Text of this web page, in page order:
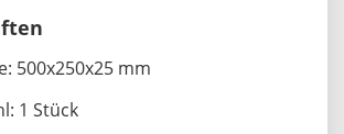
500x250x25 mm
1 Stück